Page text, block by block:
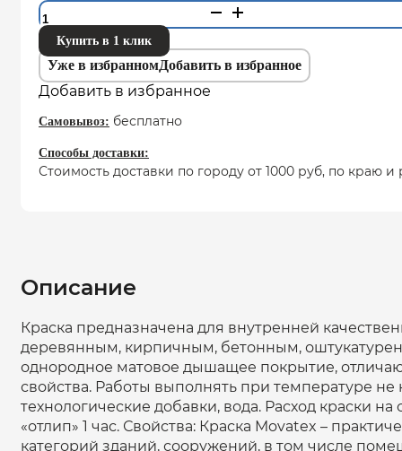
Количество
товара
Краска
водоэмульсионная
Movatex
EXTRA
стен
и
потолков
с
экономичная;
дышащая;
желтеет;
не
мелит
Купить в 1 клик
Добавить в избранное
Уже в избранном
Добавить в избранное
Самовывоз: бесплатно
Способы доставки:
Стоимость доставки по городу от 1000 руб, по краю
Описание
Краска предназначена для внутренней
деревянным, кирпичным, бетонным,
однородное матовое дышащее покрытие,
свойства. Работы выполнять при температуре не
технологические добавки, вода. Расход краски
«отлип» 1 час. Свойства: Краска Movatex –
категорий зданий, сооружений, в том числе